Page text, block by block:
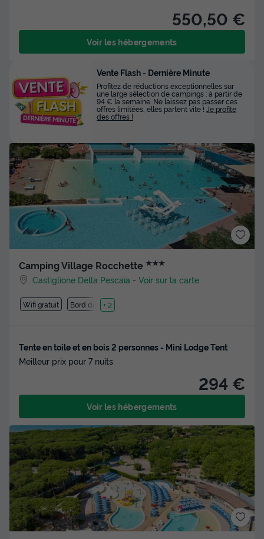
550,50 €
Voir les hébergements
Camping Village Rocchette ★★★
Castiglione Della Pescaia -Voir sur la carte
Wifi gratuit Bord de mer
+ 2
Tente en toile et en bois 2 personnes - Mini Lodge Tent
Meilleur prix pour 7 nuits
294 €
Voir les hébergements
Vente Flash - Dernière Minute
Profitez de réductions exceptionnelles sur
une large sélection de campings : à partir de
94 € la semaine. Ne laissez pas passer ces
offres limitées, elles partent vite ! Je profite
des offres !